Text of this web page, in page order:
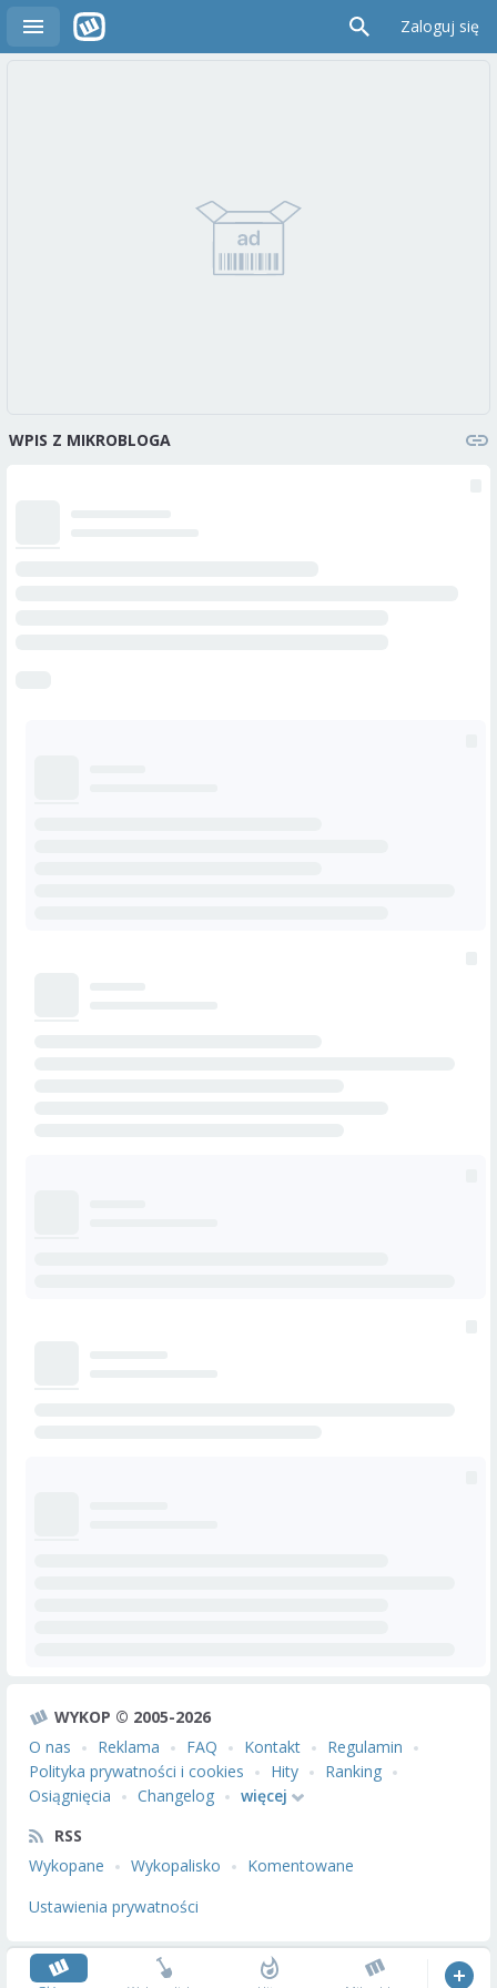
Zaloguj się
WPIS Z MIKROBLOGA
WYKOP © 2005-2026
O nas
Reklama FAQ Kontakt
Regulamin
Polityka prywatności i cookies
Hity
Ranking
Osiągnięcia
Changelog
więcej
RSS
Wykopane
Wykopalisko
Komentowane
Ustawienia prywatności